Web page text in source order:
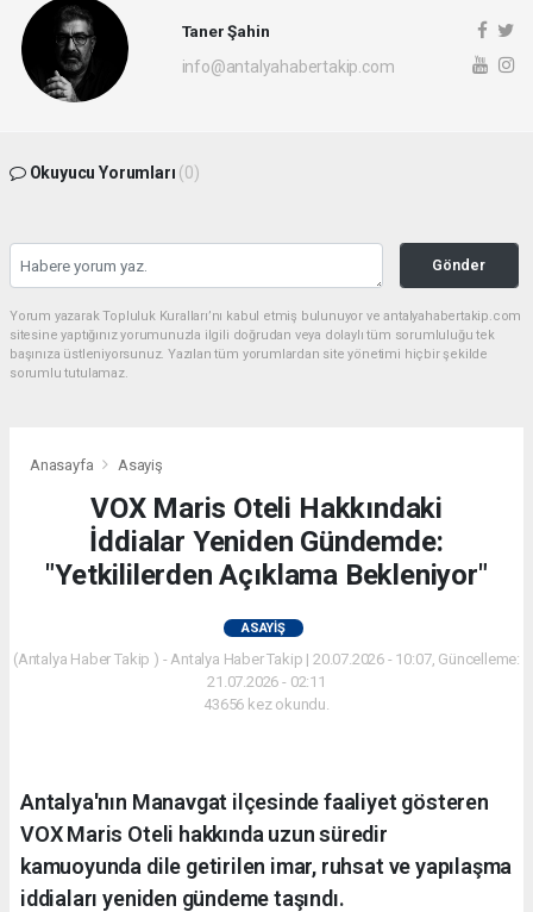
Taner Şahin
info@antalyahabertakip.com
Okuyucu Yorumları (0)
Gönder
Yorum yazarak Topluluk Kuralları’nı kabul etmiş bulunuyor ve antalyahabertakip.com
sitesine yaptığınız yorumunuzla ilgili doğrudan veya dolaylı tüm sorumluluğu tek
başınıza üstleniyorsunuz. Yazılan tüm yorumlardan site yönetimi hiçbir şekilde
sorumlu tutulamaz.
Anasayfa Asayiş
VOX Maris Oteli Hakkındaki
İddialar Yeniden Gündemde:
"Yetkililerden Açıklama Bekleniyor"
ASAYIŞ
(Antalya Haber Takip ) - Antalya Haber Takip | 20.07.2026 - 10:07, Güncelleme:
21.07.2026 - 02:11
43656 kez okundu.
Antalya'nın Manavgat ilçesinde faaliyet gösteren
VOX Maris Oteli hakkında uzun süredir
kamuoyunda dile getirilen imar, ruhsat ve yapılaşma
iddiaları yeniden gündeme taşındı.